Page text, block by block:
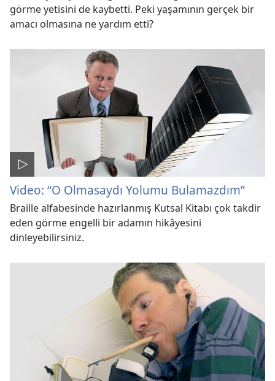
görme yetisini de kaybetti. Peki yaşamının gerçek bir
amacı olmasına ne yardım etti?
Video: “O Olmasaydı Yolumu Bulamazdım”
Braille alfabesinde hazırlanmış Kutsal Kitabı çok takdir
eden görme engelli bir adamın hikâyesini
dinleyebilirsiniz.